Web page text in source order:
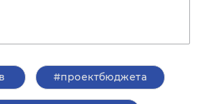
#проектбюджета